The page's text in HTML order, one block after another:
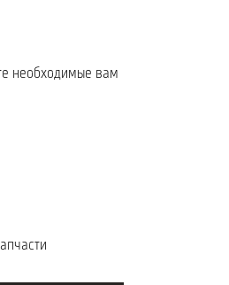
необходимые вам